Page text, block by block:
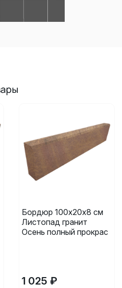
Бордюр 100х20х8 см
Листопад гранит
Осень полный прокрас
1 025 ₽